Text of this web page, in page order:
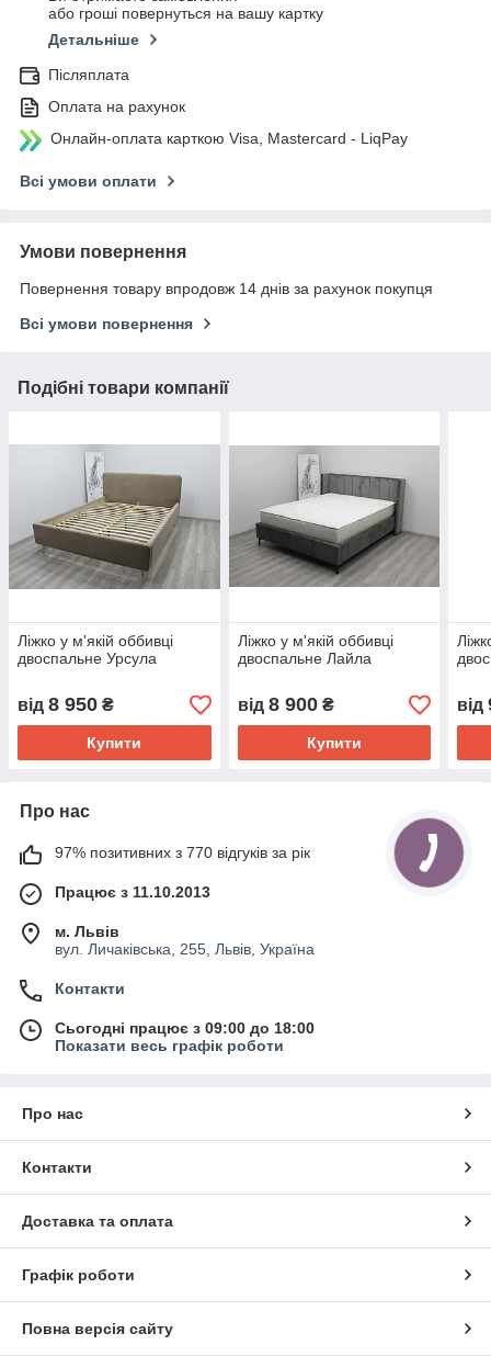
або гроші повернуться на вашу картку
Детальніше
Післяплата
Оплата на рахунок
Онлайн-оплата карткою Visa, Mastercard - LiqPay
Всі умови оплати
Умови повернення
Повернення товару впродовж 14 днів за рахунок покупця
Всі умови повернення
Подібні товари компанії
Ліжко у м'якій оббивці
двоспальне Урсула
від 8 950 ₴
Купити
Ліжко у м'якій оббивці
двоспальне Лайла
від 8 900₴
Купити
від
Про нас
97% позитивних з 770 відгуків за рік
Працює з 11.10.2013
м. Львів
вул. Личаківська, 255, Львів, Україна
Контакти
Сьогодні працює з 09:00 до 18:00
Показати весь графік роботи
Про нас
Контакти
Доставка та оплата
Графік роботи
Повна версія сайту